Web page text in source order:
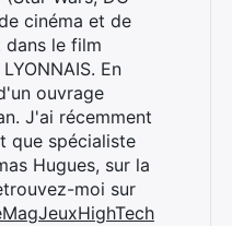
cinéma et de
dans le film
En
ouvrage
J'ai récemment
que spécialiste
Hugues, sur la
moi sur